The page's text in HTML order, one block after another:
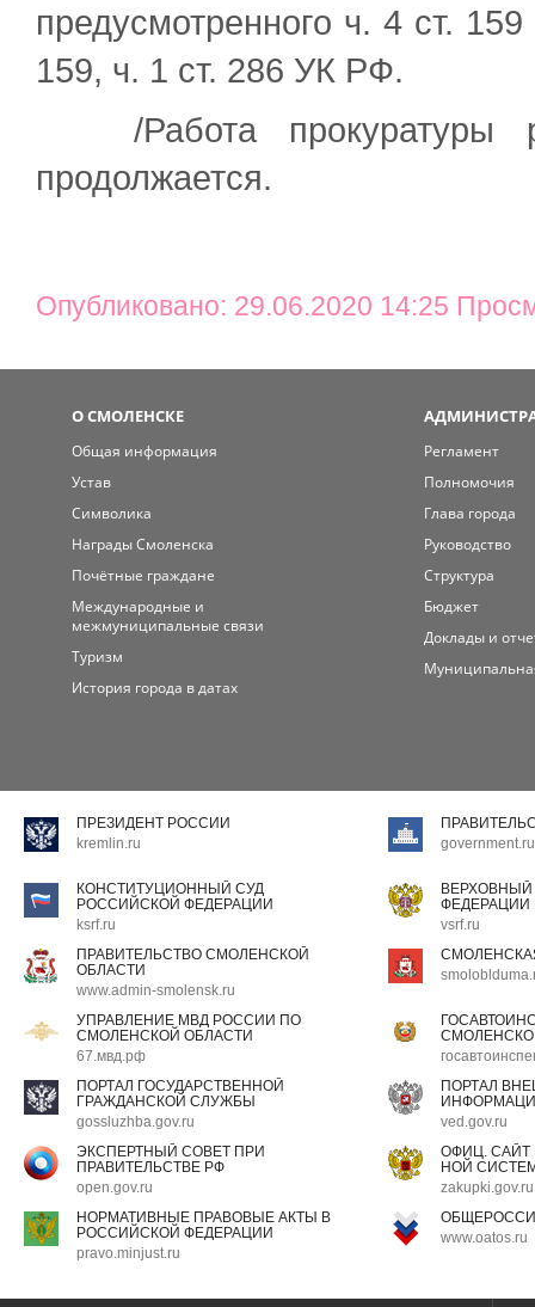
предусмотренного ч. 4 ст.
159, ч. 1 ст. 286 УК РФ.
/Работа прокуратуры
продолжается.
Опубликовано: 29.06.2020 14:25
О СМОЛЕНСКЕ
Общая информация
Устав
Символика
Награды Смоленска
Почётные граждане
Международные и
межмуниципальные связи
Туризм
История города в датах
Регламент
Полномочия
Глава города
Руководство
Структура
Бюджет
Доклады и
ПРЕЗИДЕНТ РОССИИ
kremlin.ru
government.ru
КОНСТИТУЦИОННЫЙ СУД
РОССИЙСКОЙ ФЕДЕРАЦИИ
ksrf.ru
ФЕДЕРАЦИИ
vsrf.ru
ПРАВИТЕЛЬСТВО СМОЛЕНСКОЙ
ОБЛАСТИ
www.admin-smolensk.ru
УПРАВЛЕНИЕ МВД РОССИИ ПО
СМОЛЕНСКОЙ ОБЛАСТИ
67.мвд.рф
ПОРТАЛ ГОСУДАРСТВЕННОЙ
ГРАЖДАНСКОЙ СЛУЖБЫ
gossluzhba.gov.ru
ПОРТАЛ
ved.gov.ru
ЭКСПЕРТНЫЙ СОВЕТ ПРИ
ПРАВИТЕЛЬСТВЕ РФ
open.gov.ru
ОФИЦ.
НОЙ
zakupki.gov.ru
НОРМАТИВНЫЕ ПРАВОВЫЕ АКТЫ В
РОССИЙСКОЙ ФЕДЕРАЦИИ
pravo.minjust.ru
www.oatos.ru